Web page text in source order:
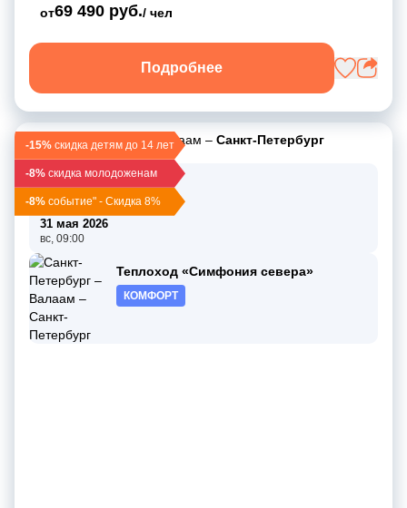
от69 490 руб./ чел
Подробнее
-15% скидка детям до 14 лет
-8% скидка молодоженам
-8% событие" - Скидка 8%
Санкт-Петербург – Валаам – Санкт-Петербург
29 мая 2026
3 дн / 2 нч
31 мая 2026
вс, 09:00
Теплоход «Симфония севера»
КОМФОРТ